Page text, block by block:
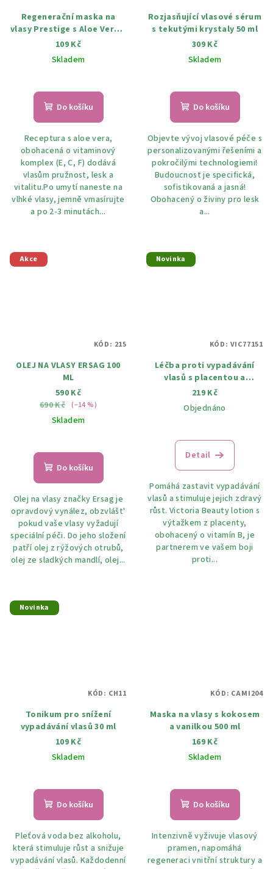
Regenerační maska ​​na
vlasy Prestige s Aloe Vera a
vitamínovým komplexem
250 ml
109 Kč
Skladem
Do košíku
Receptura s aloe vera,
obohacená o vitaminový
komplex (E, C, F) dodává
vlasům pružnost, lesk a
vitalitu.Po umytí naneste na
vlhké vlasy, jemně vmasírujte
a po 2-3 minutách...
Rozjasňující vlasové sérum
s tekutými krystaly 50 ml
309 Kč
Skladem
Do košíku
Objevte vývoj vlasové péče s
personalizovanými řešeními a
pokročilými technologiemi!
Budoucnost je specifická,
sofistikovaná a jasná!
Obohacený o živiny pro lesk
a...
Akce
OLEJ NA VLASY ERSAG 100
ML
590 Kč
690 Kč (–14 %)
Skladem
Do košíku
Olej na vlasy značky Ersag je
opravdový vynález, obzvlášt'
pokud vaše vlasy vyžadují
speciální péči. Do jeho složení
patří olej z rýžových otrubů,
olej ze sladkých mandlí, olej...
KÓD: 215
Novinka
Léčba proti vypadávání
vlasů s placentou a
vitaminy 5 x 10 ml
219 Kč
Objednáno
Detail
Pomáhá zastavit vypadávání
vlasů a stimuluje jejich zdravý
růst. Victoria Beauty lotion s
výtažkem z placenty,
obohacený o vitamín B, je
partnerem ve vašem boji
proti...
KÓD: VIC77151
Novinka
Tonikum pro snížení
vypadávání vlasů 30 ml
109 Kč
Skladem
Do košíku
Pleťová voda bez alkoholu,
která stimuluje růst a snižuje
vypadávání vlasů. Každodenní
KÓD: CH11
Maska na vlasy s kokosem
a vanilkou 500 ml
169 Kč
Skladem
Do košíku
Intenzivně vyživuje vlasový
pramen, napomáhá
regeneraci vnitřní struktury a
KÓD: CAMI204